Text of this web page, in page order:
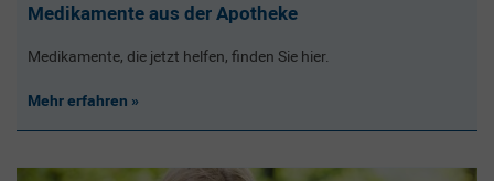
Medikamente aus der Apotheke
Medikamente, die jetzt helfen, finden Sie hier.
Mehr erfahren